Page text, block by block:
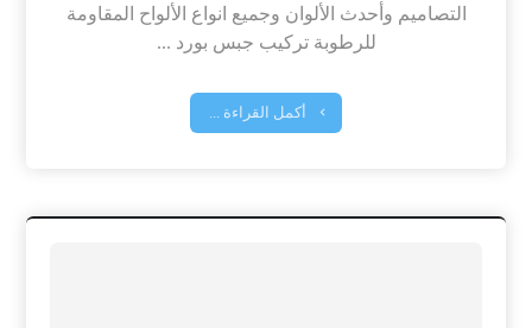
التصاميم وأحدث الألوان وجميع انواع الألواح المقاومة
للرطوبة تركيب جبس بورد ...
أكمل القراءة ...